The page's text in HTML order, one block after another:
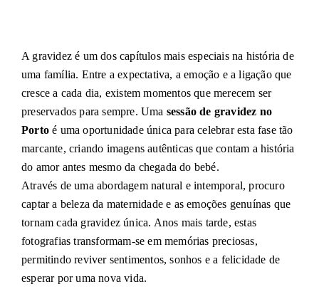
A gravidez é um dos capítulos mais especiais na história de
uma família. Entre a expectativa, a emoção e a ligação que
cresce a cada dia, existem momentos que merecem ser
preservados para sempre. Uma sessão de gravidez no
Porto é uma oportunidade única para celebrar esta fase tão
marcante, criando imagens autênticas que contam a história
do amor antes mesmo da chegada do bebé.
Através de uma abordagem natural e intemporal, procuro
captar a beleza da maternidade e as emoções genuínas que
tornam cada gravidez única. Anos mais tarde, estas
fotografias transformam-se em memórias preciosas,
permitindo reviver sentimentos, sonhos e a felicidade de
esperar por uma nova vida.